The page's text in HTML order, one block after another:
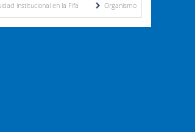
en la Fifa Organismos públicos recortan horarios por